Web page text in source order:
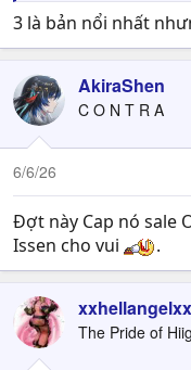
3 là bản nổi nhất
AkiraShen
C O N T R A
6/6/26
Đợt này Cap nó sale
Issen cho vui
.
xxhellangelxx
The Pride of